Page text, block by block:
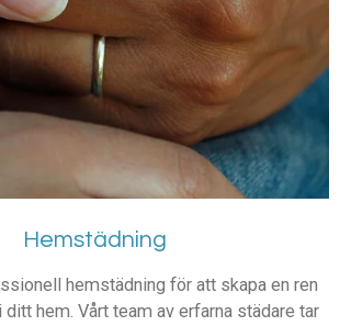
Hemstädning
hemstädning för att skapa en ren
hem. Vårt team av erfarna städare tar